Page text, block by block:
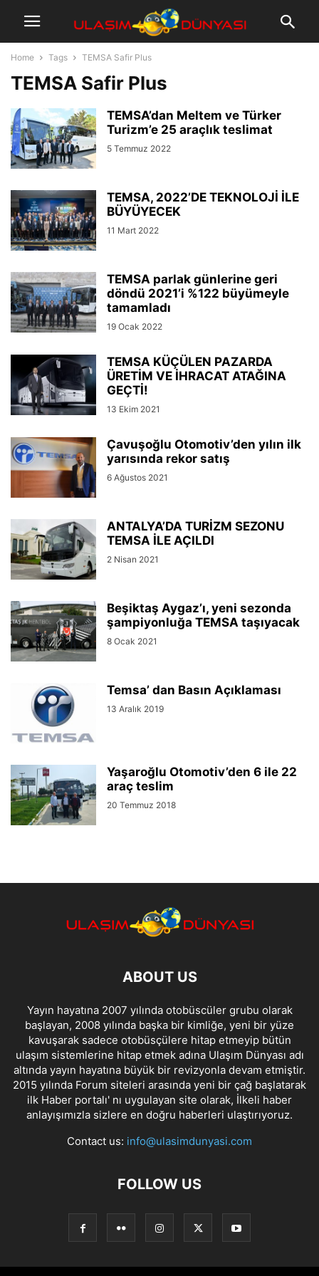
Home Tags TEMSA Safir Plus
TEMSA Safir Plus
TEMSA’dan Meltem ve Türker
Turizm’e 25 araçlık teslimat
5 Temmuz 2022
TEMSA, 2022’DE TEKNOLOJİ İLE
BÜYÜYECEK
11 Mart 2022
TEMSA parlak günlerine geri
döndü 2021’i %122 büyümeyle
tamamladı
19 Ocak 2022
TEMSA KÜÇÜLEN PAZARDA
ÜRETİM VE İHRACAT ATAĞINA
GEÇTİ!
13 Ekim 2021
Çavuşoğlu Otomotiv’den yılın ilk
yarısında rekor satış
6 Ağustos 2021
ANTALYA’DA TURİZM SEZONU
TEMSA İLE AÇILDI
2 Nisan 2021
Beşiktaş Aygaz’ı, yeni sezonda
şampiyonluğa TEMSA taşıyacak
8 Ocak 2021
Temsa’ dan Basın Açıklaması
13 Aralık 2019
Yaşaroğlu Otomotiv’den 6 ile 22
araç teslim
20 Temmuz 2018
ABOUT US
Yayın hayatına 2007 yılında otobüscüler grubu olarak
başlayan, 2008 yılında başka bir kimliğe, yeni bir yüze
kavuşarak sadece otobüsçülere hitap etmeyip bütün
ulaşım sistemlerine hitap etmek adına Ulaşım Dünyası adı
altında yayın hayatına büyük bir revizyonla devam etmiştir.
2015 yılında Forum siteleri arasında yeni bir çağ başlatarak
ilk Haber portalı' nı uygulayan site olarak, İlkeli haber
anlayışımızla sizlere en doğru haberleri ulaştırıyoruz.
Contact us: info@ulasimdunyasi.com
FOLLOW US